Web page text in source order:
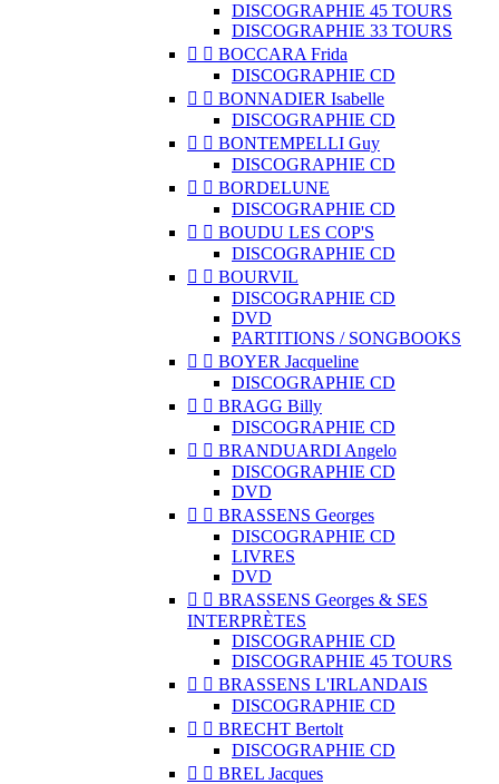
DISCOGRAPHIE 45 TOURS
DISCOGRAPHIE 33 TOURS
  BOCCARA Frida
DISCOGRAPHIE CD
  BONNADIER Isabelle
DISCOGRAPHIE CD
  BONTEMPELLI Guy
DISCOGRAPHIE CD
  BORDELUNE
DISCOGRAPHIE CD
  BOUDU LES COP'S
DISCOGRAPHIE CD
  BOURVIL
DISCOGRAPHIE CD
DVD
PARTITIONS / SONGBOOKS
  BOYER Jacqueline
DISCOGRAPHIE CD
  BRAGG Billy
DISCOGRAPHIE CD
  BRANDUARDI Angelo
DISCOGRAPHIE CD
DVD
  BRASSENS Georges
DISCOGRAPHIE CD
LIVRES
DVD
  BRASSENS Georges & SES
INTERPRÈTES
DISCOGRAPHIE CD
DISCOGRAPHIE 45 TOURS
  BRASSENS L'IRLANDAIS
DISCOGRAPHIE CD
  BRECHT Bertolt
DISCOGRAPHIE CD
  BREL Jacques